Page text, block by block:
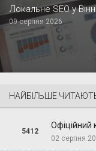
Локальне SEO у
09 серпня 2026
НАЙБІЛЬШЕ
5412
Офіційний
02 серпня